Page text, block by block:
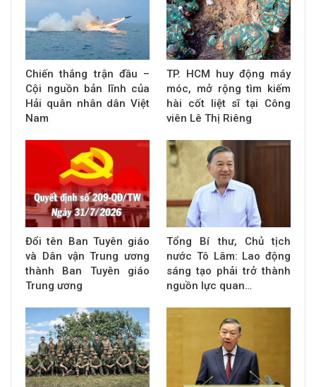
Chiến thắng trận đầu –
Cội nguồn bản lĩnh của
Hải quân nhân dân Việt
Nam
TP. HCM huy động máy
móc, mở rộng tìm kiếm
hài cốt liệt sĩ tại Công
viên Lê Thị Riêng
Đổi tên Ban Tuyên giáo
và Dân vận Trung ương
thành Ban Tuyên giáo
Trung ương
Tổng Bí thư, Chủ tịch
nước Tô Lâm: Lao động
sáng tạo phải trở thành
nguồn lực quan…